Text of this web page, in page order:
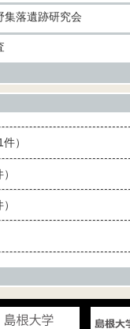
集落遺跡研究会
）